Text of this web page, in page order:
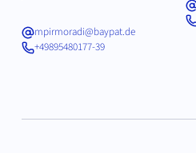
mpirmoradi@baypat.de
+49895480177-39